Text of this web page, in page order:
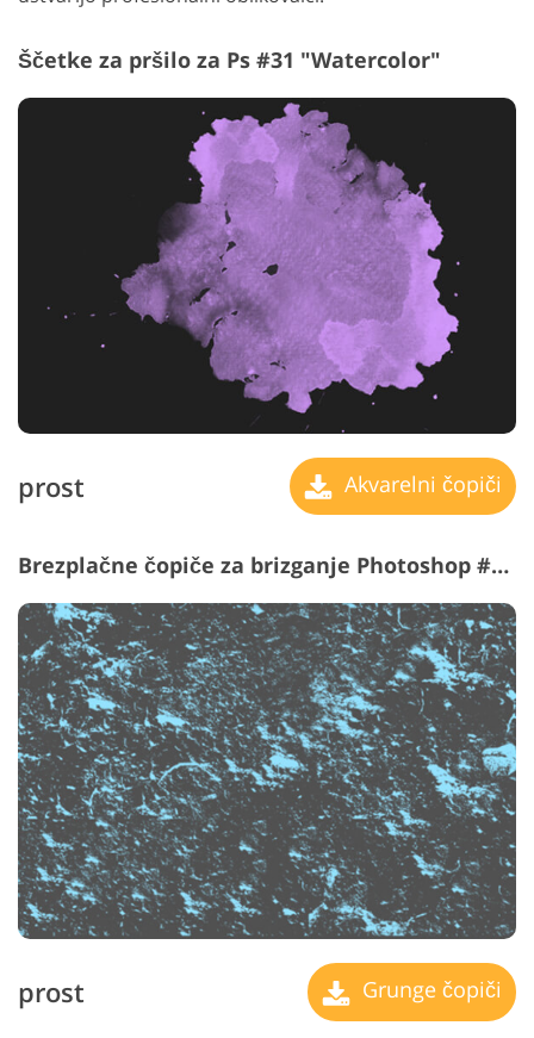
Ščetke za pršilo za Ps #31 "Watercolor"
prost Akvarelni čopiči
Brezplačne čopiče za brizganje Photoshop #32 "Grunge"
prost Grunge čopiči